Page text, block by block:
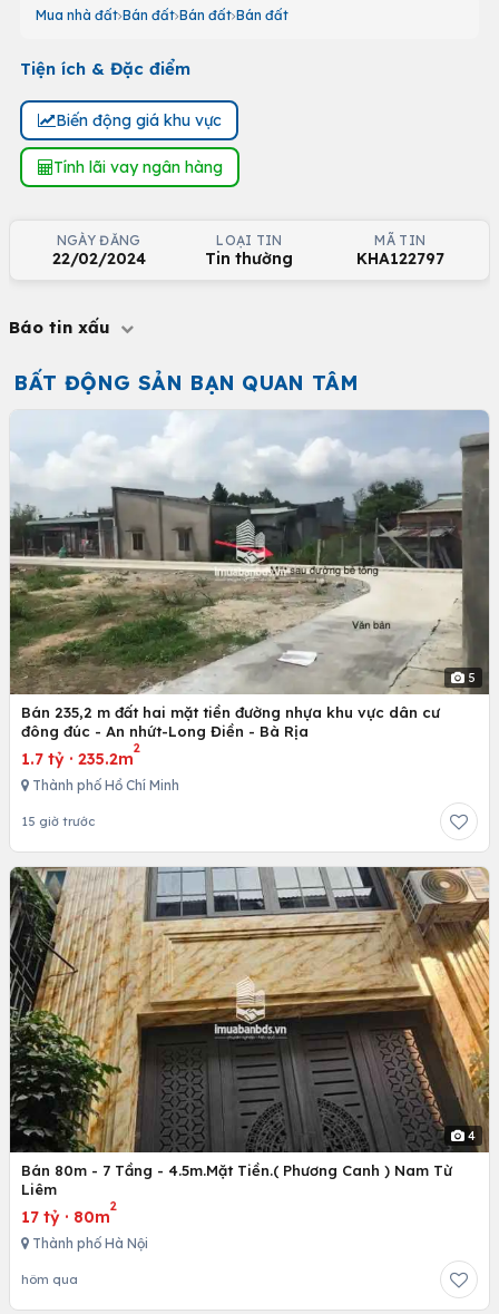
Mua nhà đất Bán đất Bán đất Bán đất
Tiện ích & Đặc điểm
Biến động giá khu vực
Tính lãi vay ngân hàng
NGÀY ĐĂNG
22/02/2024
LOẠI TIN
Tin thường
MÃ TIN
KHA122797
Báo tin xấu
BẤT ĐỘNG SẢN BẠN QUAN TÂM
5
Bán 235,2 m đất hai mặt tiền đường nhựa khu vực dân cư
đông đúc - An nhứt-Long Điền - Bà Rịa
1.7 tỷ · 235.2m
2
Thành phố Hồ Chí Minh
15 giờ trước
4
Bán 80m - 7 Tầng - 4.5m.Mặt Tiền.( Phương Canh ) Nam Từ
Liêm
17 tỷ · 80m
2
Thành phố Hà Nội
hôm qua